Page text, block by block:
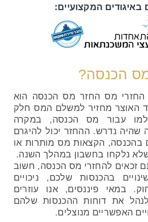
באיגודים המקצועיים:
הכנסה?
החזרי מס החזר מס הכנסה הוא
האוצר מחזיר למשלם המס חלק
עבור מס הכנסה, במקרה
שהיה נדרש. ההחזר יכול להיגרם
בהכנסה, הקצאות מס מותרות או
שלא נלקחו בחשבון במהלך השנה.
זכאים להחזרי מס הכנסה, חשוב
בהכנסות שלכם, ניכויים
במאי פיננסים, אנו עוזרים
את דוחות ההכנסות שלהם
האפשריים מנוצלים.